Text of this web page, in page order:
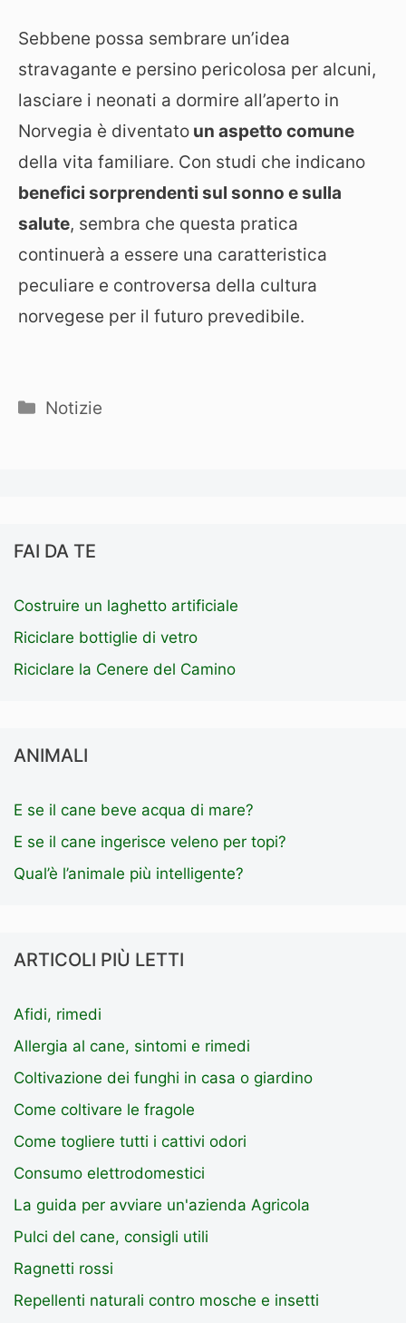
Sebbene possa sembrare un’idea
stravagante e persino pericolosa per alcuni,
lasciare i neonati a dormire all’aperto in
Norvegia è diventato un aspetto comune
della vita familiare. Con studi che indicano
benefici sorprendenti sul sonno e sulla
salute, sembra che questa pratica
continuerà a essere una caratteristica
peculiare e controversa della cultura
norvegese per il futuro prevedibile.
Categorie
Notizie
FAI DA TE
Costruire un laghetto artificiale
Riciclare bottiglie di vetro
Riciclare la Cenere del Camino
ANIMALI
E se il cane beve acqua di mare?
E se il cane ingerisce veleno per topi?
Qual’è l’animale più intelligente?
ARTICOLI PIÙ LETTI
Afidi, rimedi
Allergia al cane, sintomi e rimedi
Coltivazione dei funghi in casa o giardino
Come coltivare le fragole
Come togliere tutti i cattivi odori
Consumo elettrodomestici
La guida per avviare un'azienda Agricola
Pulci del cane, consigli utili
Ragnetti rossi
Repellenti naturali contro mosche e insetti